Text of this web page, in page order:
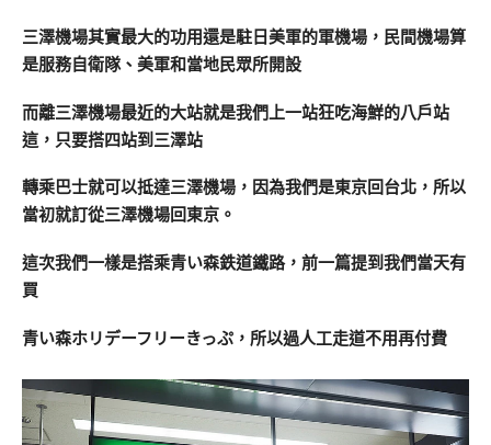
三澤機場其實最大的功用還是駐日美軍的軍機場，民間機場算
是服務自衛隊、美軍和當地民眾所開設
而離三澤機場最近的大站就是我們上一站狂吃海鮮的八戶站
這，只要搭四站到三澤站
轉乘巴士就可以抵達三澤機場，因為我們是東京回台北，所以
當初就訂從三澤機場回東京。
這次我們一樣是搭乘青い森鉄道鐵路，前一篇提到我們當天有
買
青い森ホリデーフリーきっぷ，所以過人工走道不用再付費